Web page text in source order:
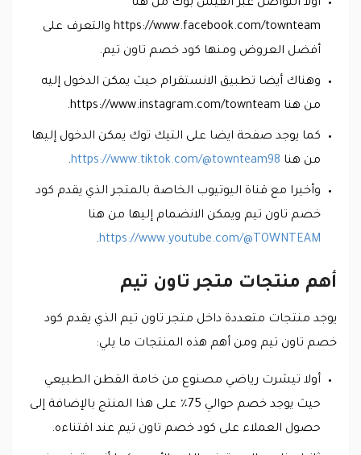
أولا التواصل عبر الفيس بوك من هنا
https://www.facebook.com/townteam والتعرف على
أفضل العروض ومنها كود خصم تاون تيم.
وهناك أيضا تطبيق الانستقرام حيث يمكن الدخول إليه
من هنا https://www.instagram.com/townteam.
كما يوجد صفحة ايضا على التيك توك يمكن الدخول إليها
من هنا https://www.tiktok.com/@townteam98
.
وأخيرا مع قناة اليوتيوب الخاصة بالمتجر الذي يقدم كود
خصم تاون تيم ويمكن الانضمام إليها من هنا
https://www.youtube.com/@TOWNTEAM
.
أهم منتجات متجر تاون تيم
يوجد منتجات متعددة داخل متجر تاون تيم الذي يقدم كود
خصم تاون تيم ومن أهم هذه المنتجات ما يلي:
أولا تيشرت رياضي مصنوع من خامة القطن الطبيعي
حيث يوجد خصم حوالي 75٪ على هذا المنتج بالإضافة إلى
حصول العملاء على كود خصم تاون تيم عند اقتناءه.